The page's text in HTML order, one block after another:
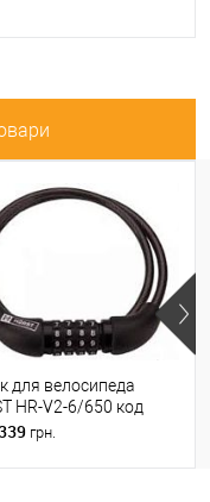
для велосипеда
HR-V2-6/650 код
339 грн.